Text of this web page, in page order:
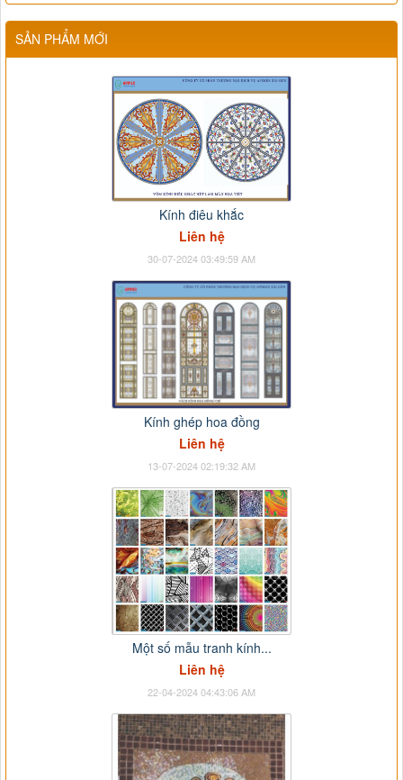
SẢN PHẨM MỚI
Kính điêu khắc
Liên hệ
30-07-2024 03:49:59 AM
Kính ghép hoa đồng
Liên hệ
13-07-2024 02:19:32 AM
Một số mẫu tranh kính...
Liên hệ
22-04-2024 04:43:06 AM